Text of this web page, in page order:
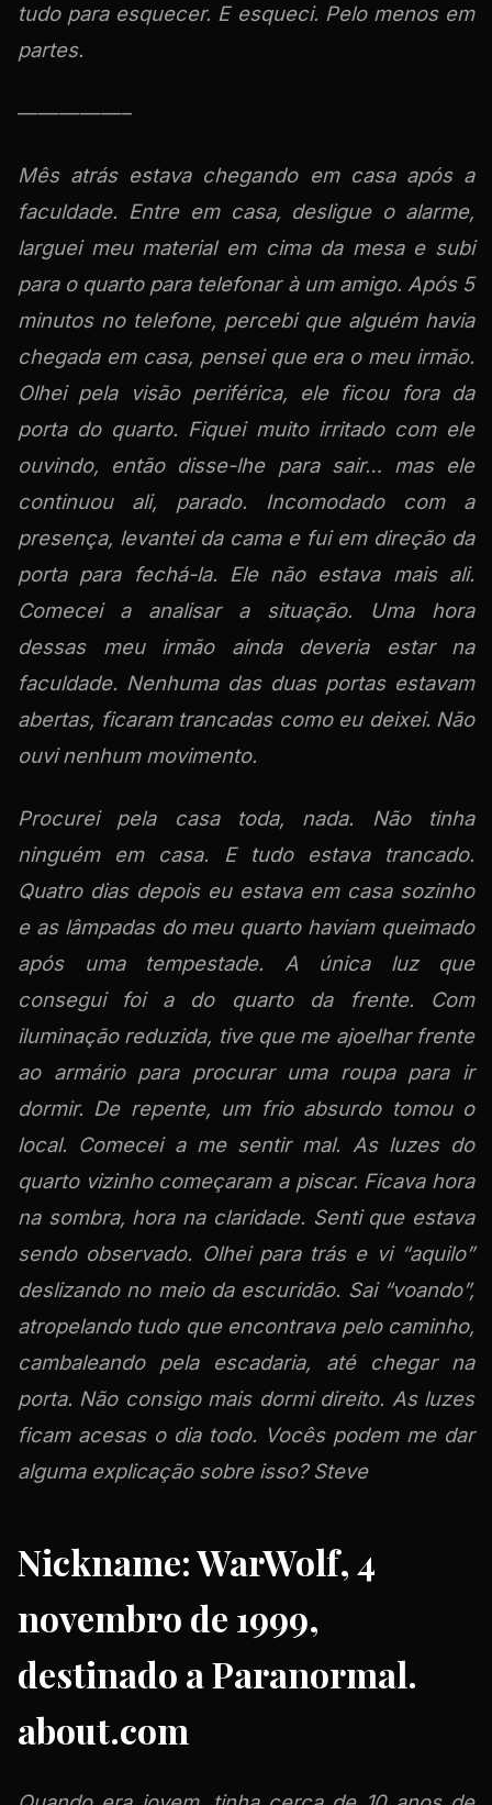
tudo para esquecer. E esqueci. Pelo menos em
partes.
—————–
Mês atrás estava chegando em casa após a
faculdade. Entre em casa, desligue o alarme,
larguei meu material em cima da mesa e subi
para o quarto para telefonar à um amigo. Após 5
minutos no telefone, percebi que alguém havia
chegada em casa, pensei que era o meu irmão.
Olhei pela visão periférica, ele ficou fora da
porta do quarto. Fiquei muito irritado com ele
ouvindo, então disse-lhe para sair… mas ele
continuou ali, parado. Incomodado com a
presença, levantei da cama e fui em direção da
porta para fechá-la. Ele não estava mais ali.
Comecei a analisar a situação. Uma hora
dessas meu irmão ainda deveria estar na
faculdade. Nenhuma das duas portas estavam
abertas, ficaram trancadas como eu deixei. Não
ouvi nenhum movimento.
Procurei pela casa toda, nada. Não tinha
ninguém em casa. E tudo estava trancado.
Quatro dias depois eu estava em casa sozinho
e as lâmpadas do meu quarto haviam queimado
após uma tempestade. A única luz que
consegui foi a do quarto da frente. Com
iluminação reduzida, tive que me ajoelhar frente
ao armário para procurar uma roupa para ir
dormir. De repente, um frio absurdo tomou o
local. Comecei a me sentir mal. As luzes do
quarto vizinho começaram a piscar. Ficava hora
na sombra, hora na claridade. Senti que estava
sendo observado. Olhei para trás e vi “aquilo”
deslizando no meio da escuridão. Sai “voando”,
atropelando tudo que encontrava pelo caminho,
cambaleando pela escadaria, até chegar na
porta. Não consigo mais dormi direito. As luzes
ficam acesas o dia todo. Vocês podem me dar
alguma explicação sobre isso? Steve
Nickname: WarWolf, 4
novembro de 1999,
destinado a Paranormal.
about.com